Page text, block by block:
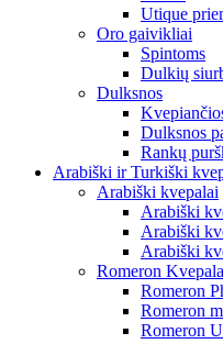
Utique
Oro gaivikliai
Spintoms
Dulkių
Dulksnos
Dulksnos
Rankų
Arabiški ir Turkiški
Arabiški kvepalai
Arabiški
Arabiški
Arabiški
Romeron
Romeron
Romeron
Romeron